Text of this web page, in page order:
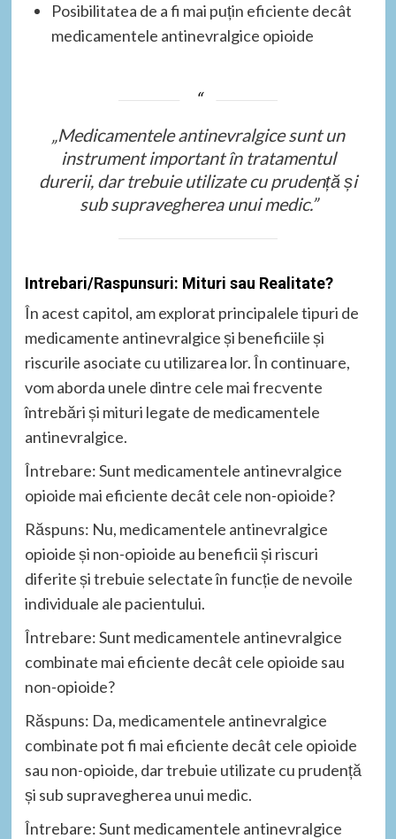
Posibilitatea de a fi mai puțin eficiente decât
medicamentele antinevralgice opioide
„Medicamentele antinevralgice sunt un
instrument important în tratamentul
durerii, dar trebuie utilizate cu prudență și
sub supravegherea unui medic.”
Intrebari/Raspunsuri: Mituri sau Realitate?
În acest capitol, am explorat principalele tipuri de
medicamente antinevralgice și beneficiile și
riscurile asociate cu utilizarea lor. În continuare,
vom aborda unele dintre cele mai frecvente
întrebări și mituri legate de medicamentele
antinevralgice.
Întrebare: Sunt medicamentele antinevralgice
opioide mai eficiente decât cele non-opioide?
Răspuns: Nu, medicamentele antinevralgice
opioide și non-opioide au beneficii și riscuri
diferite și trebuie selectate în funcție de nevoile
individuale ale pacientului.
Întrebare: Sunt medicamentele antinevralgice
combinate mai eficiente decât cele opioide sau
non-opioide?
Răspuns: Da, medicamentele antinevralgice
combinate pot fi mai eficiente decât cele opioide
sau non-opioide, dar trebuie utilizate cu prudență
și sub supravegherea unui medic.
Întrebare: Sunt medicamentele antinevralgice